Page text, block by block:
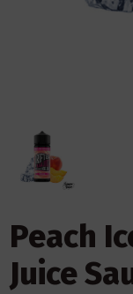
Peach
Juice